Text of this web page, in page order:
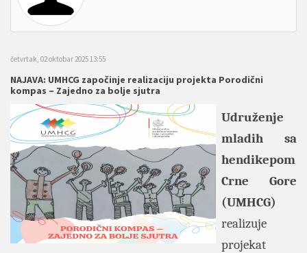
četvrtak, 02 oktobar 2025 13:55
NAJAVA: UMHCG započinje realizaciju projekta Porodični
kompas – Zajedno za bolje sjutra
Udruženje
mladih sa
hendikepom
Crne Gore
(UMHCG)
realizuje
projekat